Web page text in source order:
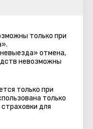
только при
отмена,
невозможны
только при
только
для